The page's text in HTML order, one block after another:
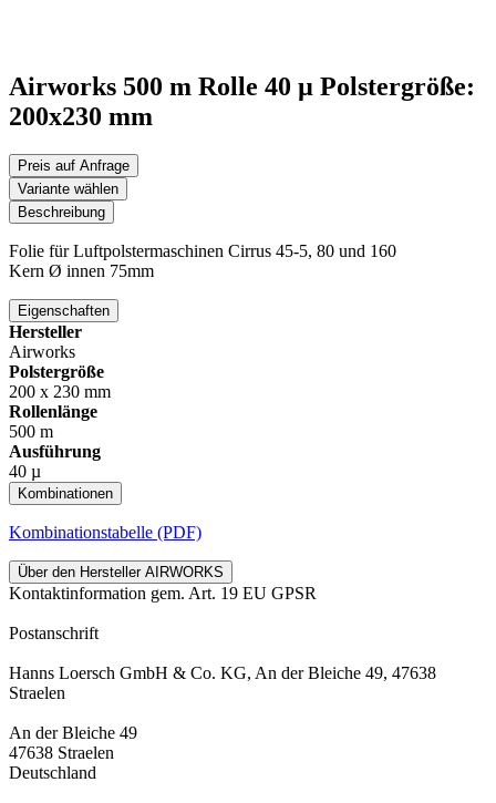
Airworks 500 m Rolle 40 µ Polstergröße:
200x230 mm
Preis auf Anfrage
Variante wählen
Beschreibung
Folie für Luftpolstermaschinen Cirrus 45-5, 80 und 160
Kern Ø innen 75mm
Eigenschaften
Hersteller
Airworks
Polstergröße
200 x 230 mm
Rollenlänge
500 m
Ausführung
40 µ
Kombinationen
Kombinationstabelle (PDF)
Über den Hersteller AIRWORKS
Kontaktinformation gem. Art. 19 EU GPSR
Postanschrift
Hanns Loersch GmbH & Co. KG, An der Bleiche 49, 47638
Straelen
An der Bleiche 49
47638 Straelen
Deutschland